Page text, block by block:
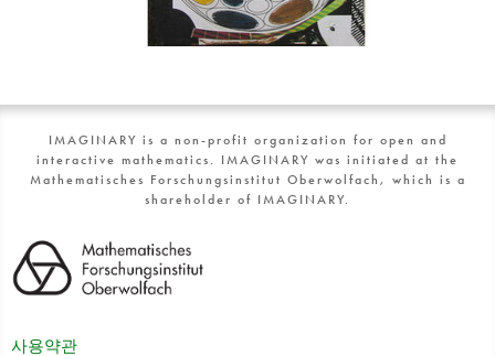
IMAGINARY is a non-profit organization for open and
interactive mathematics. IMAGINARY was initiated at the
Mathematisches Forschungsinstitut Oberwolfach, which is a
shareholder of IMAGINARY.
사용약관